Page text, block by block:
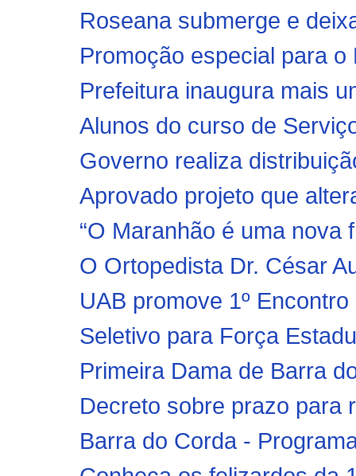
Roseana submerge e
Promoção especial para
Prefeitura inaugura mais
Alunos do curso de
Governo realiza
Aprovado projeto que
“O Maranhão é uma nova
O Ortopedista Dr. César
UAB promove 1º
Seletivo para Força
Primeira Dama de Barra
Decreto sobre prazo para
Barra do Corda -